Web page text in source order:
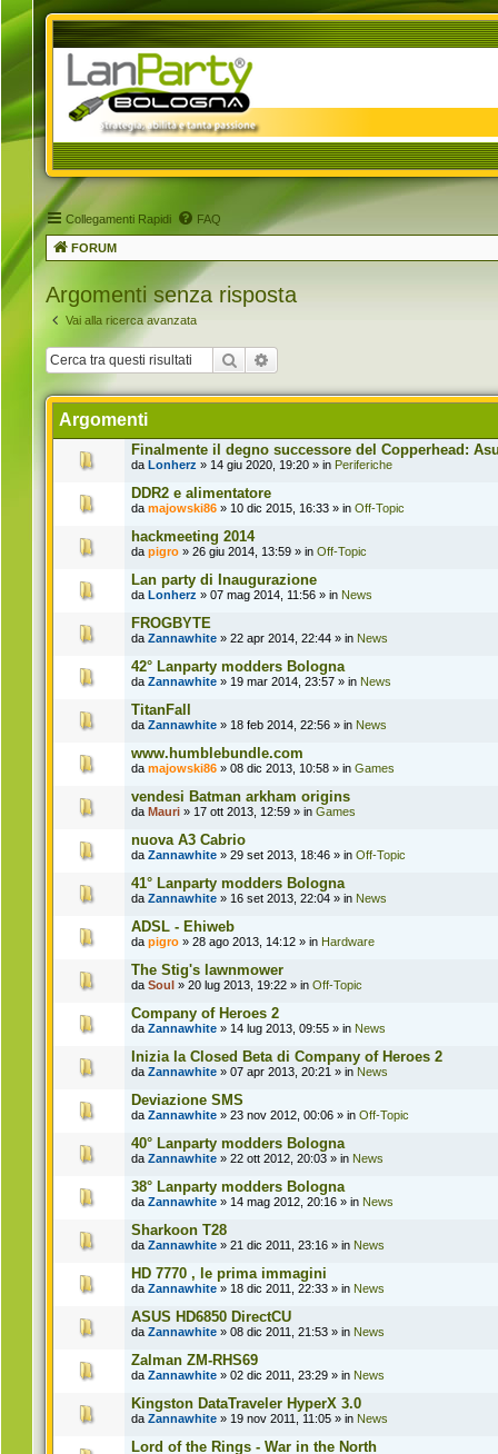
Collegamenti Rapidi FAQ
FORUM
Argomenti senza risposta
Vai alla ricerca avanzata
Cerca
Argomenti
Finalmente il degno successore del Copperhead:
da Lonherz » 14 giu 2020, 19:20 » in Periferiche
DDR2 e alimentatore
da majowski86 » 10 dic 2015, 16:33 » in Off-Topic
hackmeeting 2014
da pigro » 26 giu 2014, 13:59 » in Off-Topic
Lan party di Inaugurazione
da Lonherz » 07 mag 2014, 11:56 » in News
FROGBYTE
da Zannawhite » 22 apr 2014, 22:44 » in News
42° Lanparty modders Bologna
da Zannawhite » 19 mar 2014, 23:57 » in News
TitanFall
da Zannawhite » 18 feb 2014, 22:56 » in News
www.humblebundle.com
da majowski86 » 08 dic 2013, 10:58 » in Games
vendesi Batman arkham origins
da Mauri » 17 ott 2013, 12:59 » in Games
nuova A3 Cabrio
da Zannawhite » 29 set 2013, 18:46 » in Off-Topic
41° Lanparty modders Bologna
da Zannawhite » 16 set 2013, 22:04 » in News
ADSL - Ehiweb
da pigro » 28 ago 2013, 14:12 » in Hardware
The Stig's lawnmower
da Soul » 20 lug 2013, 19:22 » in Off-Topic
Company of Heroes 2
da Zannawhite » 14 lug 2013, 09:55 » in News
Inizia la Closed Beta di Company of Heroes 2
da Zannawhite » 07 apr 2013, 20:21 » in News
Deviazione SMS
da Zannawhite » 23 nov 2012, 00:06 » in Off-Topic
40° Lanparty modders Bologna
da Zannawhite » 22 ott 2012, 20:03 » in News
38° Lanparty modders Bologna
da Zannawhite » 14 mag 2012, 20:16 » in News
Sharkoon T28
da Zannawhite » 21 dic 2011, 23:16 » in News
HD 7770 , le prima immagini
da Zannawhite » 18 dic 2011, 22:33 » in News
ASUS HD6850 DirectCU
da Zannawhite » 08 dic 2011, 21:53 » in News
Zalman ZM-RHS69
da Zannawhite » 02 dic 2011, 23:29 » in News
Kingston DataTraveler HyperX 3.0
da Zannawhite » 19 nov 2011, 11:05 » in News
Lord of the Rings - War in the North